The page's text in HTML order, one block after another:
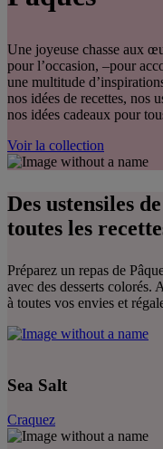
Une joyeuse chasse aux
pour l’occasion, –pour
une multitude
nos idées de recettes, nos
nos idées cadeaux pour
Voir la collection
Des ustensiles
toutes les
Préparez un repas de
avec des desserts colorés.
à toutes vos envies et
Sea Salt
Craquez